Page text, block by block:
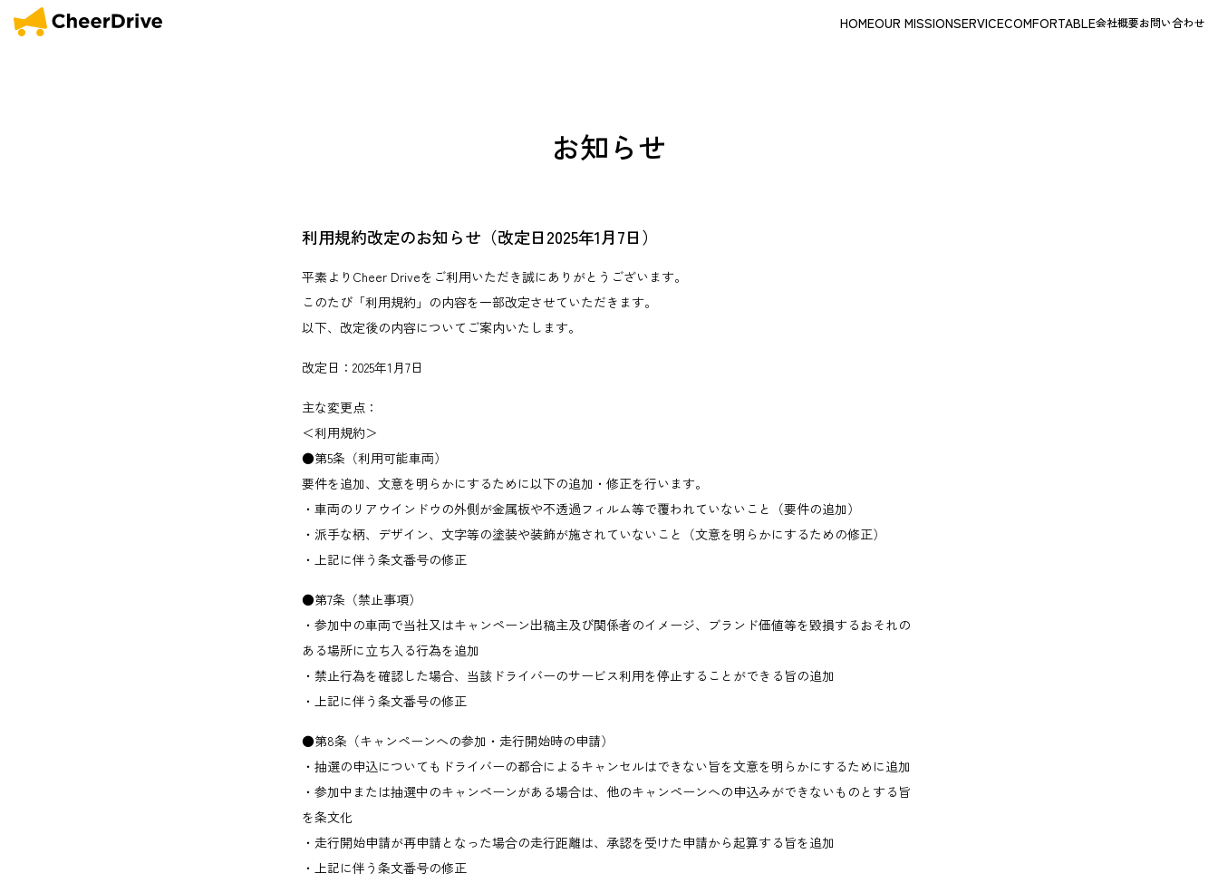
HOMEOUR MISSIONSERVICECOMFORTABLE会社概要お問い合わせ
お知らせ
利用規約改定のお知らせ（改定日2025年1月7日）
平素よりCheer Driveをご利用いただき誠にありがとうございます。
このたび「利用規約」の内容を一部改定させていただきます。
以下、改定後の内容についてご案内いたします。
改定日：2025年1月7日
主な変更点：
＜利用規約＞
●第5条（利用可能車両）
要件を追加、文意を明らかにするために以下の追加・修正を行います。
・車両のリアウインドウの外側が金属板や不透過フィルム等で覆われていないこと（要件の追加）
・派手な柄、デザイン、文字等の塗装や装飾が施されていないこと（文意を明らかにするための修正）
・上記に伴う条文番号の修正
●第7条（禁止事項）
・参加中の車両で当社又はキャンペーン出稿主及び関係者のイメージ、ブランド価値等を毀損するおそれの
ある場所に立ち入る行為を追加
・禁止行為を確認した場合、当該ドライバーのサービス利用を停止することができる旨の追加
・上記に伴う条文番号の修正
●第8条（キャンペーンへの参加・走行開始時の申請）
・抽選の申込についてもドライバーの都合によるキャンセルはできない旨を文意を明らかにするために追加
・参加中または抽選中のキャンペーンがある場合は、他のキャンペーンへの申込みができないものとする旨
を条文化
・走行開始申請が再申請となった場合の走行距離は、承認を受けた申請から起算する旨を追加
・上記に伴う条文番号の修正